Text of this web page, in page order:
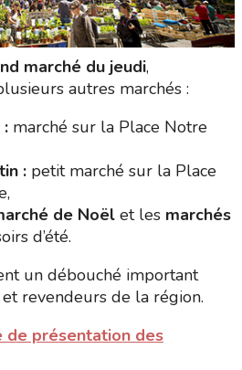
marché du jeudi,
autres marchés :
marché sur la Place Notre
: petit marché sur la Place
de Noël et les marchés
d’été.
un débouché important
revendeurs de la région.
de présentation des